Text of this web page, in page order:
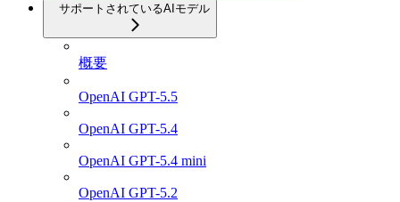
サポートされているAIモデル
概要
OpenAI GPT-5.5
OpenAI GPT-5.4
OpenAI GPT-5.4 mini
OpenAI GPT-5.2